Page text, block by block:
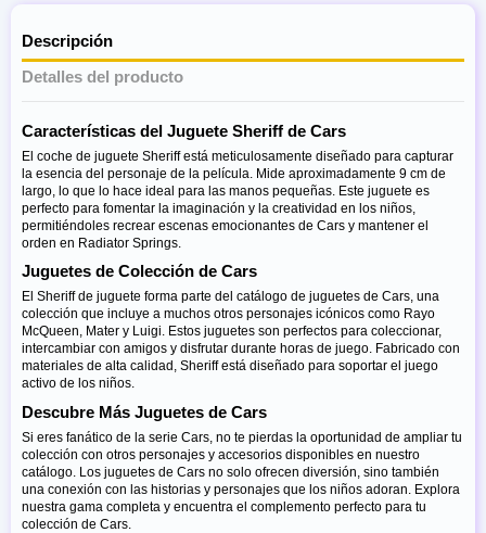
Descripción
Detalles del producto
Características del Juguete Sheriff de Cars
El coche de juguete Sheriff está meticulosamente diseñado para capturar
la esencia del personaje de la película. Mide aproximadamente 9 cm de
largo, lo que lo hace ideal para las manos pequeñas. Este juguete es
perfecto para fomentar la imaginación y la creatividad en los niños,
permitiéndoles recrear escenas emocionantes de Cars y mantener el
orden en Radiator Springs.
Juguetes de Colección de Cars
El Sheriff de juguete forma parte del catálogo de juguetes de Cars, una
colección que incluye a muchos otros personajes icónicos como Rayo
McQueen, Mater y Luigi. Estos juguetes son perfectos para coleccionar,
intercambiar con amigos y disfrutar durante horas de juego. Fabricado con
materiales de alta calidad, Sheriff está diseñado para soportar el juego
activo de los niños.
Descubre Más Juguetes de Cars
Si eres fanático de la serie Cars, no te pierdas la oportunidad de ampliar tu
colección con otros personajes y accesorios disponibles en nuestro
catálogo. Los juguetes de Cars no solo ofrecen diversión, sino también
una conexión con las historias y personajes que los niños adoran. Explora
nuestra gama completa y encuentra el complemento perfecto para tu
colección de Cars.